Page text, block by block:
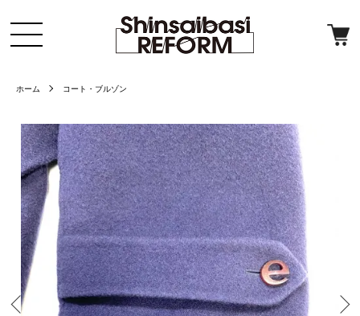
ホーム コート・ブルゾン